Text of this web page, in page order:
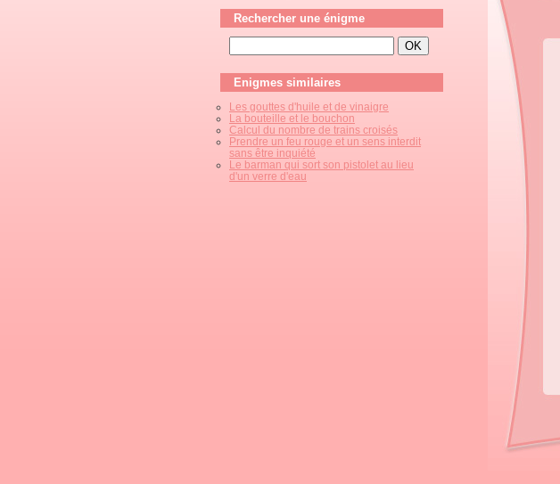
Rechercher une énigme
Enigmes similaires
Les gouttes d'huile et de vinaigre
La bouteille et le bouchon
Calcul du nombre de trains croisés
Prendre un feu rouge et un sens interdit
sans être inquiété
Le barman qui sort son pistolet au lieu
d'un verre d'eau